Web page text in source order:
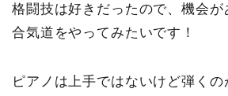
格闘技は好きだったので、機会が
合気道をやってみたいです！
ピアノは上手ではないけど弾く